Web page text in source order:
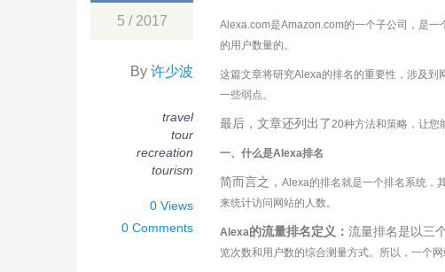
5 / 2017
By许少波
travel
tour
recreation
tourism
0 Views
0 Comments
Alexa.com是Amazon.com的一个子公司，是
的用户数量的。
这篇文章将研究Alexa的排名的重要性，涉及到
一些弱点。
最后，文章还列出了20种方法和策略，让您
一、什么是Alexa排名
简而言之，Alexa的排名就是一个排名系统，
来统计访问网站的人数。
Alexa的流量排名定义：流量排名是以三
览次数和用户数的综合测量方式。所以，一个